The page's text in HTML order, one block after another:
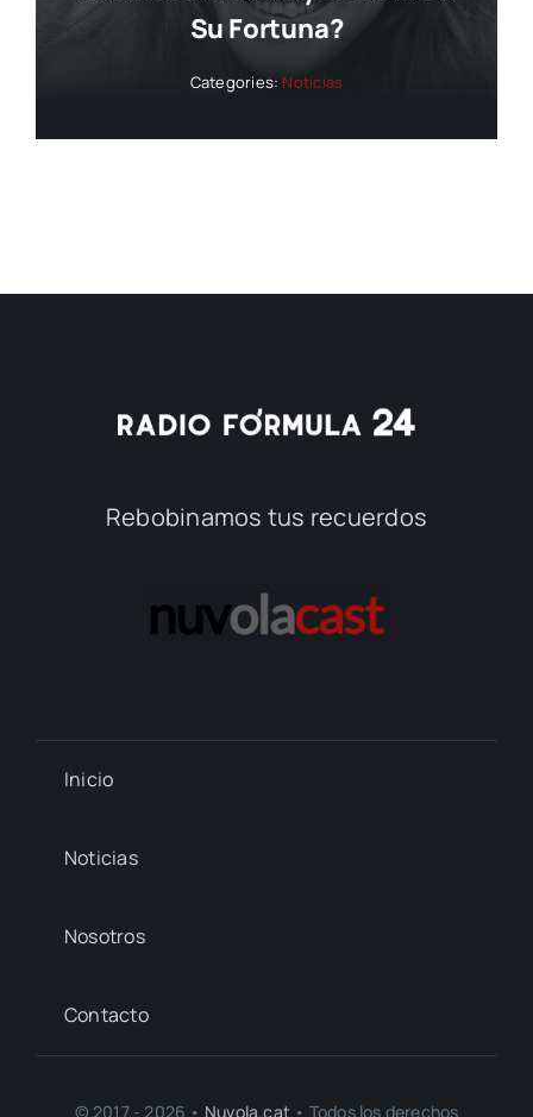
Su Fortuna?
Categories: Noticias
Rebobinamos tus recuerdos
Inicio
Noticias
Nosotros
Contacto
© 2017 - 2026 • Nuvola.cat • Todos los derechos